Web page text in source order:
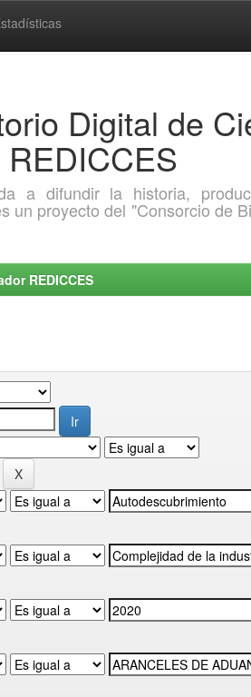
Digital de
a difundir la historia,
un proyecto del "Consorcio de
REDICCES